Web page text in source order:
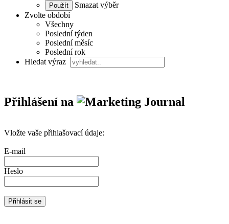
Smazat výběr
Zvolte období
Všechny
Poslední týden
Poslední měsíc
Poslední rok
Hledat výraz
Přihlášení na
Vložte vaše přihlašovací údaje:
E-mail
Heslo